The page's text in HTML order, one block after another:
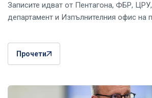
Записите идват от Пентагона, ФБР,
департамент и Изпълнителния офис на
Прочети